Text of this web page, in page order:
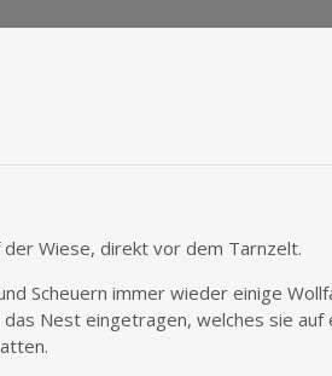
Wiese, direkt vor dem Tarnzelt.
Scheuern immer wieder einige
Nest eingetragen, welches sie auf